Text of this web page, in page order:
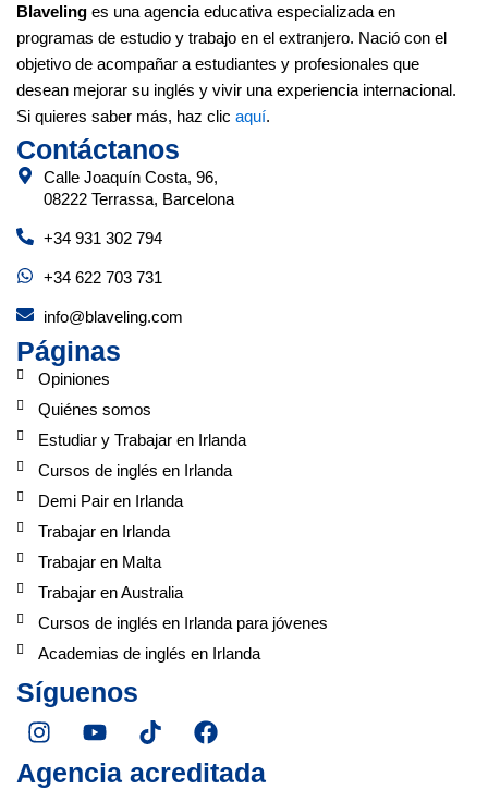
Blaveling es una agencia educativa especializada en
programas de estudio y trabajo en el extranjero. Nació con el
objetivo de acompañar a estudiantes y profesionales que
desean mejorar su inglés y vivir una experiencia internacional.
Si quieres saber más, haz clic aquí.
Contáctanos
Calle Joaquín Costa, 96,
08222 Terrassa, Barcelona
+34 931 302 794
+34 622 703 731
info@blaveling.com
Páginas
Opiniones
Quiénes somos
Estudiar y Trabajar en Irlanda
Cursos de inglés en Irlanda
Demi Pair en Irlanda
Trabajar en Irlanda
Trabajar en Malta
Trabajar en Australia
Cursos de inglés en Irlanda para jóvenes
Academias de inglés en Irlanda
Síguenos
I
n
s
Y
o
u
T
i
k
F
a
c
Agencia acreditada